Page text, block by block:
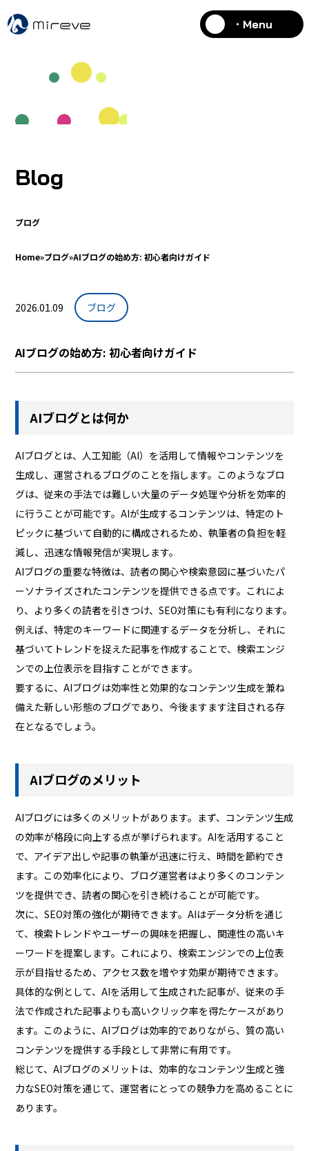
・Menu
Blog
ブログ
Home»ブログ»AIブログの始め方: 初心者向けガイド
2026.01.09 ブログ
AIブログの始め方: 初心者向けガイド
AIブログとは何か
AIブログとは、人工知能（AI）を活用して情報やコンテンツを
生成し、運営されるブログのことを指します。このようなブロ
グは、従来の手法では難しい大量のデータ処理や分析を効率的
に行うことが可能です。AIが生成するコンテンツは、特定のト
ピックに基づいて自動的に構成されるため、執筆者の負担を軽
減し、迅速な情報発信が実現します。
AIブログの重要な特徴は、読者の関心や検索意図に基づいたパ
ーソナライズされたコンテンツを提供できる点です。これによ
り、より多くの読者を引きつけ、SEO対策にも有利になります。
例えば、特定のキーワードに関連するデータを分析し、それに
基づいてトレンドを捉えた記事を作成することで、検索エンジ
ンでの上位表示を目指すことができます。
要するに、AIブログは効率性と効果的なコンテンツ生成を兼ね
備えた新しい形態のブログであり、今後ますます注目される存
在となるでしょう。
AIブログのメリット
AIブログには多くのメリットがあります。まず、コンテンツ生成
の効率が格段に向上する点が挙げられます。AIを活用すること
で、アイデア出しや記事の執筆が迅速に行え、時間を節約でき
ます。この効率化により、ブログ運営者はより多くのコンテン
ツを提供でき、読者の関心を引き続けることが可能です。
次に、SEO対策の強化が期待できます。AIはデータ分析を通じ
て、検索トレンドやユーザーの興味を把握し、関連性の高いキ
ーワードを提案します。これにより、検索エンジンでの上位表
示が目指せるため、アクセス数を増やす効果が期待できます。
具体的な例として、AIを活用して生成された記事が、従来の手
法で作成された記事よりも高いクリック率を得たケースがあり
ます。このように、AIブログは効率的でありながら、質の高い
コンテンツを提供する手段として非常に有用です。
総じて、AIブログのメリットは、効率的なコンテンツ生成と強
力なSEO対策を通じて、運営者にとっての競争力を高めることに
あります。